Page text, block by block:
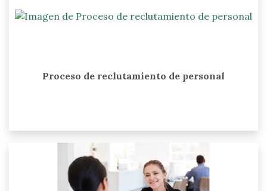
Proceso de reclutamiento de personal